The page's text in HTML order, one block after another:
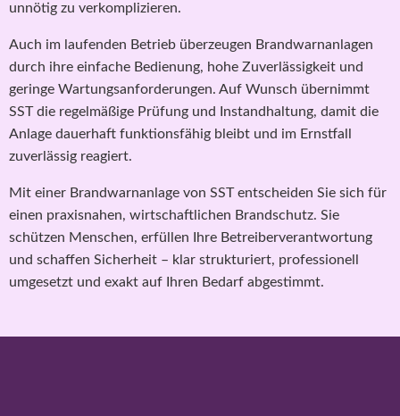
unnötig zu verkomplizieren.
Auch im laufenden Betrieb überzeugen Brandwarnanlagen
durch ihre einfache Bedienung, hohe Zuverlässigkeit und
geringe Wartungsanforderungen. Auf Wunsch übernimmt
SST die regelmäßige Prüfung und Instandhaltung, damit die
Anlage dauerhaft funktionsfähig bleibt und im Ernstfall
zuverlässig reagiert.
Mit einer Brandwarnanlage von SST entscheiden Sie sich für
einen praxisnahen, wirtschaftlichen Brandschutz. Sie
schützen Menschen, erfüllen Ihre Betreiberverantwortung
und schaffen Sicherheit – klar strukturiert, professionell
umgesetzt und exakt auf Ihren Bedarf abgestimmt.